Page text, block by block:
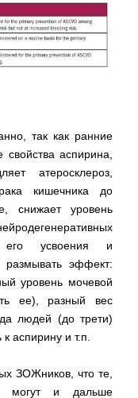
так как ранние
аспирина,
атеросклероз,
кишечника до
снижает уровень
усвоения и
размывать эффект:
уровень мочевой
ее), разный вес
людей (до трети)
аспирину и т.п.
ЗОЖников, что те,
могут и дальше